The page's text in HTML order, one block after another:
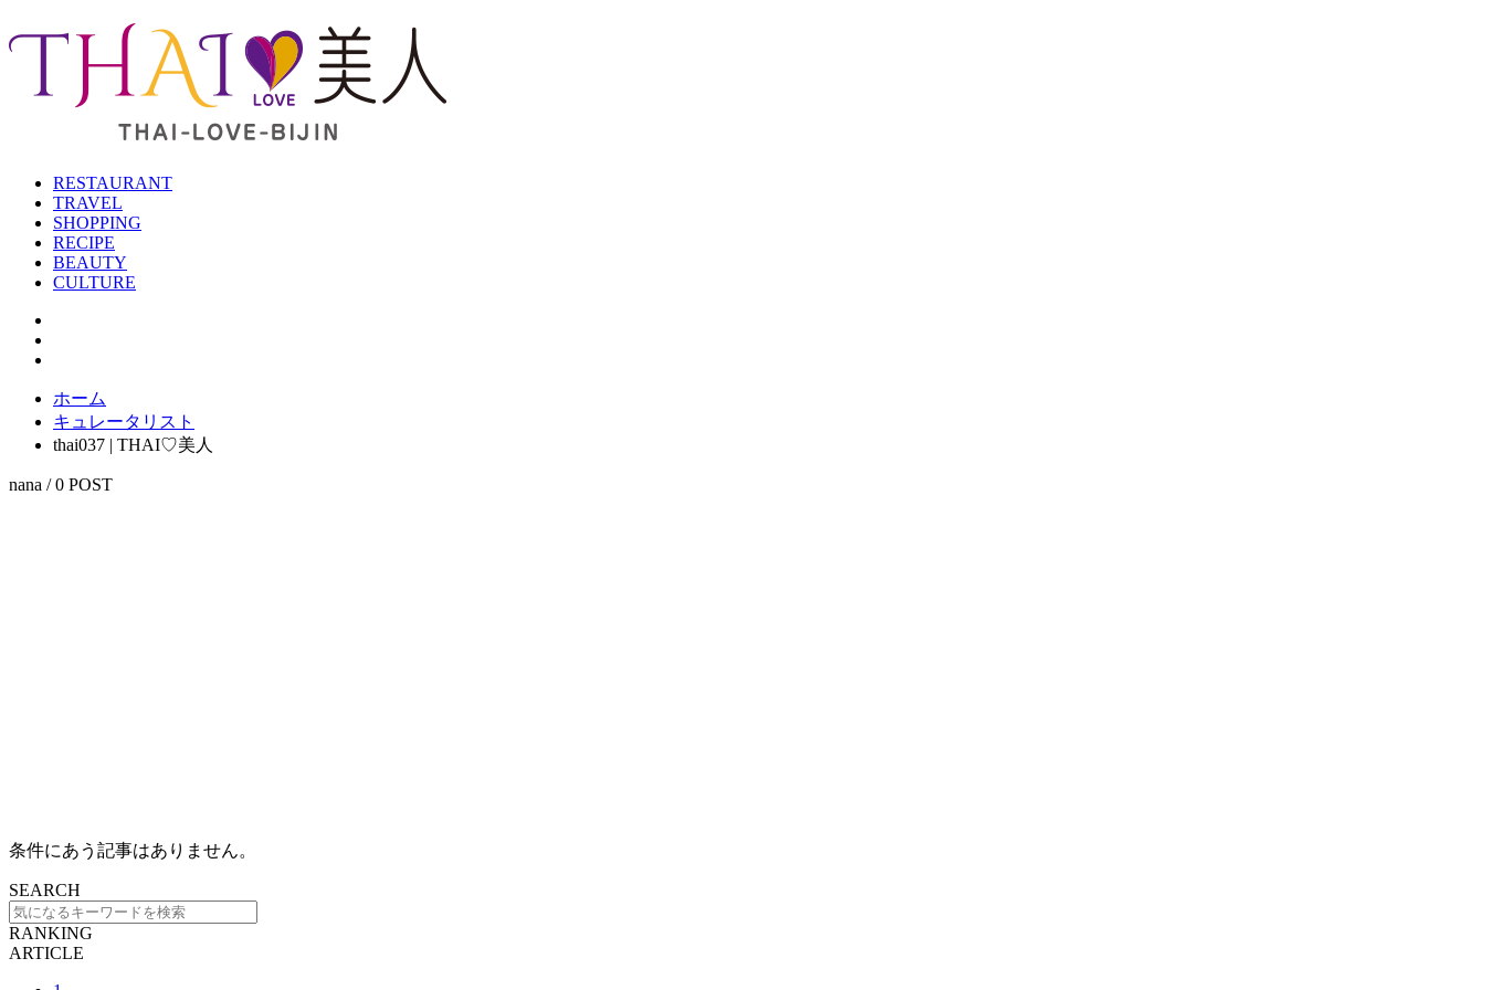
RESTAURANT
TRAVEL
SHOPPING
RECIPE
BEAUTY
CULTURE
ホーム
キュレータリスト
thai037 | THAI♡美人
nana / 0 POST
条件にあう記事はありません。
SEARCH
RANKING
ARTICLE